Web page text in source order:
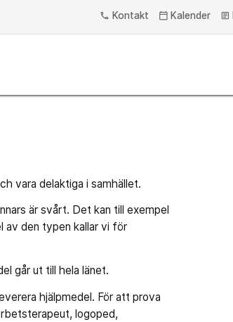
phone Kontakt calendar_today Kalender article
vara delaktiga i samhället.
är svårt. Det kan till exempel
av den typen kallar vi för
går ut till hela länet.
hjälpmedel. För att prova
logoped,